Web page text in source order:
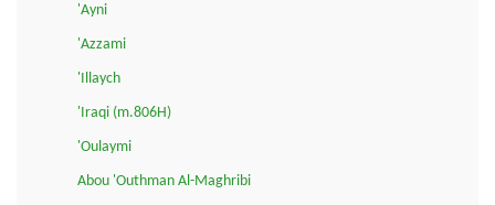
'Ayni
'Azzami
'Illaych
'Iraqi (m.806H)
'Oulaymi
Abou 'Outhman Al-Maghribi